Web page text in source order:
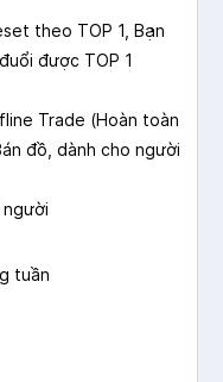
theo TOP 1, Bạn
được TOP 1
Trade (Hoàn toàn
đồ, dành cho người
tuần